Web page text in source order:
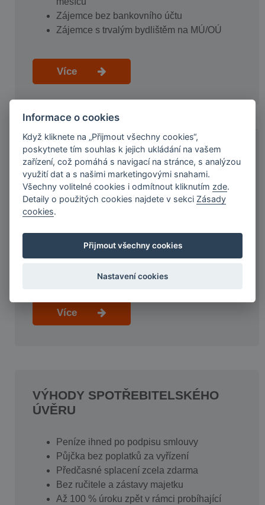
Zájemce bez bankovního účtu
Zájemce s trvalým bydlištěm na MÚ/OÚ
Více
KDO JSME A NAŠE VÝHODY
Ryze česká společnost s 20letou tradicí
Našich služeb využilo více než 60 000
Důkladně prověřujeme kredibilitu klientů
Jsme přímý poskytovatel spotřebitelských
Více
VÝHODY SPOTŘEBITELSKÉHO
ÚVĚRU
Peníze ihned po podpisu smlouvy
Půjčka bez poplatků za vyřízení
Předčasné splacení zcela zdarma
Bez ručitele a zástavy majetku
Až 100 % úroku zpět v rámci probíhající
Informace o cookies
Když kliknete na „Přijmout všechny cookies“,
poskytnete tím souhlas k jejich ukládání na vašem
zařízení, což pomáhá s navigací na stránce, s analýzou
využití dat a s našimi marketingovými snahami.
Všechny volitelné cookies i odmítnout kliknutím zde.
Detaily o použitých cookies najdete v sekci Zásady
cookies.
Přijmout všechny cookies
Nastavení cookies